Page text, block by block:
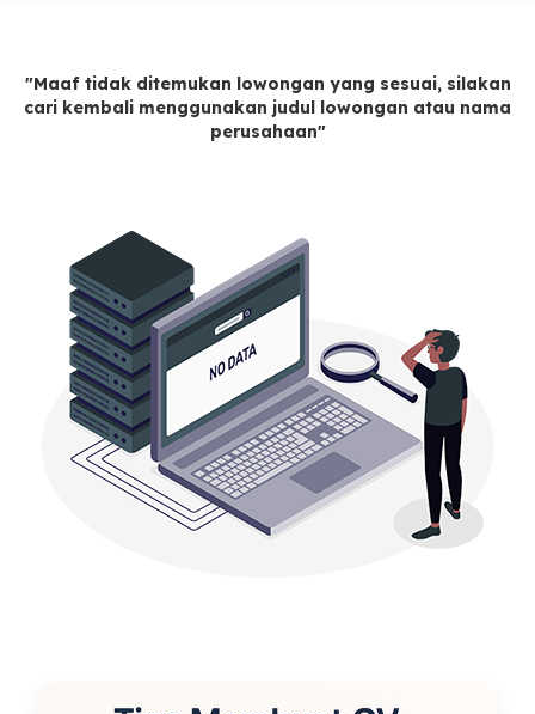
"Maaf tidak ditemukan lowongan yang sesuai, silakan
cari kembali menggunakan judul lowongan atau nama
perusahaan"